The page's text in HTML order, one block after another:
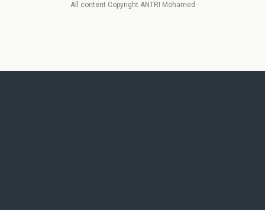
All content Copyright ANTRI Mohamed